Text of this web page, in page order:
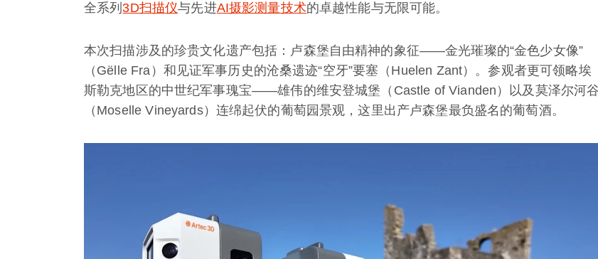
全系列3D扫描仪与先进AI摄影测量技术的卓越性能与无限可能。
本次扫描涉及的珍贵文化遗产包括：卢森堡自由精神的象征——金光璀璨的“金色少女像”
（Gëlle Fra）和见证军事历史的沧桑遗迹“空牙”要塞（Huelen Zant）。参观者更可领略埃
斯勒克地区的中世纪军事瑰宝——雄伟的维安登城堡（Castle of Vianden）以及莫泽尔河谷
（Moselle Vineyards）连绵起伏的葡萄园景观，这里出产卢森堡最负盛名的葡萄酒。